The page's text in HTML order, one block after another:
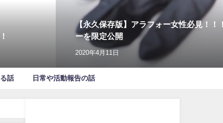
【永久保存版】アラフォー女性必見！
ーを限定公開
2020年4月11日
話 日常や活動報告の話